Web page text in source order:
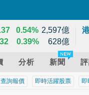
0.54% 2,597億
0.39% 628億
分析 新聞
詢報價 即時活躍股票 即